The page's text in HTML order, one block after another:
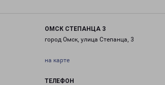
ОМСК СТЕПАНЦА 3
город Омск, улица Степанца, 3
на карте
ТЕЛЕФОН